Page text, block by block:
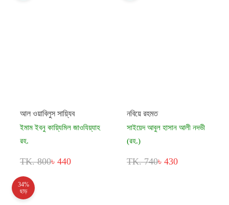
আল ওয়াবিলুস সায়্যিব
ইমাম ইবনু কায়্যিমিল জাওযিয়্যাহ
রহ.
TK. 800৳ 440
নবিয়ে রহমত
সাইয়েদ আবুল হাসান আলী নদভী
(রহ.)
TK. 740৳ 430
34%
ছাড়